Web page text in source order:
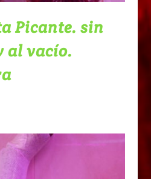
Picante. sin
al vacío.